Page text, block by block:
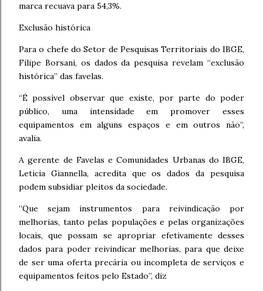
marca recuava para 54,3%.
Exclusão histórica
Para o chefe do Setor de Pesquisas Territoriais do IBGE,
Filipe Borsani, os dados da pesquisa revelam “exclusão
histórica” das favelas.
“É possível observar que existe, por parte do poder
público, uma intensidade em promover esses
equipamentos em alguns espaços e em outros não”,
avalia.
A gerente de Favelas e Comunidades Urbanas do IBGE,
Leticia Giannella, acredita que os dados da pesquisa
podem subsidiar pleitos da sociedade.
“Que sejam instrumentos para reivindicação por
melhorias, tanto pelas populações e pelas organizações
locais, que possam se apropriar efetivamente desses
dados para poder reivindicar melhorias, para que deixe
de ser uma oferta precária ou incompleta de serviços e
equipamentos feitos pelo Estado”, diz